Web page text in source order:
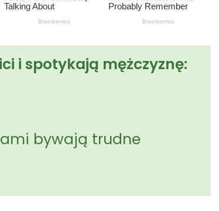
i spotykają mężczyznę:
bywają trudne